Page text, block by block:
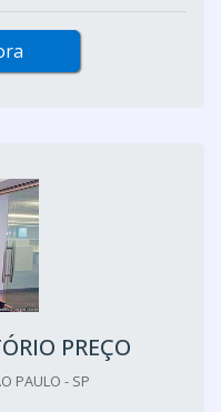
PREÇO
PAULO - SP